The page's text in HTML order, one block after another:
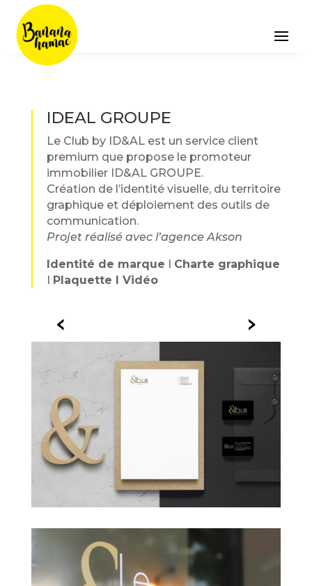
IDEAL GROUPE
Le Club by ID&AL est un service client
premium que propose le promoteur
immobilier ID&AL GROUPE.
Création de l’identité visuelle, du territoire
graphique et déploiement des outils de
communication.
Projet réalisé avec l’agence Akson
Identité de marque I Charte graphique
I Plaquette I Vidéo